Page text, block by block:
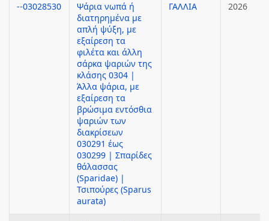
--03028530
Ψάρια νωπά ή
διατηρημένα με
απλή ψύξη, με
εξαίρεση τα
φιλέτα και άλλη
σάρκα ψαριών της
κλάσης 0304 |
Άλλα ψάρια, με
εξαίρεση τα
βρώσιμα εντόσθια
ψαριών των
διακρίσεων
030291 έως
030299 | Σπαρίδες
θάλασσας
(Sparidae) |
Τσιπούρες (Sparus
aurata)
ΓΑΛΛΙΑ 2026